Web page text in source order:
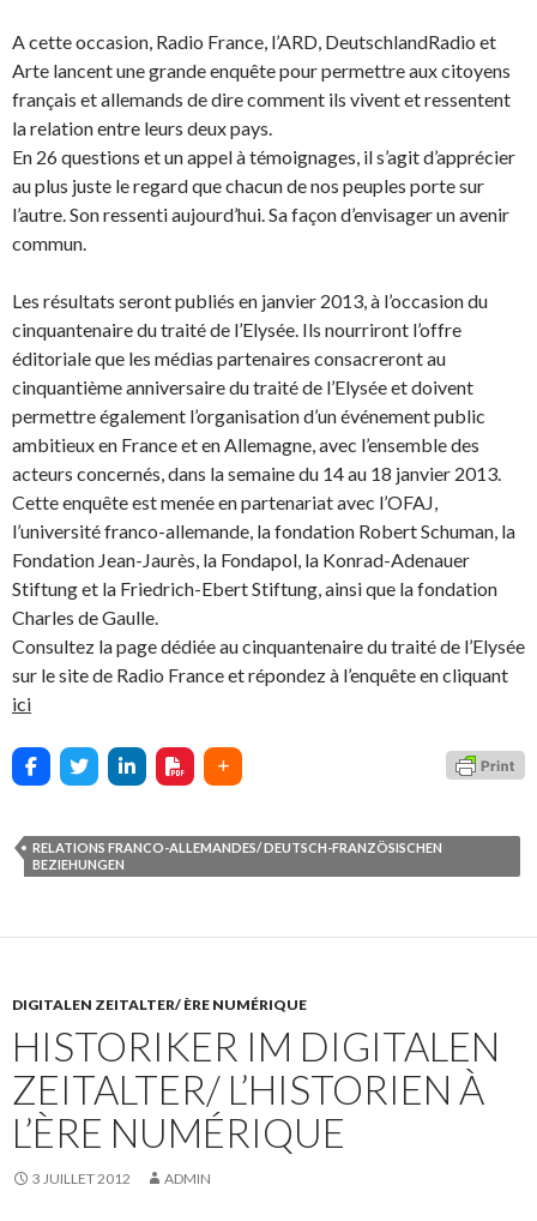
A cette occasion, Radio France, l’ARD, DeutschlandRadio et
Arte lancent une grande enquête pour permettre aux citoyens
français et allemands de dire comment ils vivent et ressentent
la relation entre leurs deux pays.
En 26 questions et un appel à témoignages, il s’agit d’apprécier
au plus juste le regard que chacun de nos peuples porte sur
l’autre. Son ressenti aujourd’hui. Sa façon d’envisager un avenir
commun.
Les résultats seront publiés en janvier 2013, à l’occasion du
cinquantenaire du traité de l’Elysée. Ils nourriront l’offre
éditoriale que les médias partenaires consacreront au
cinquantième anniversaire du traité de l’Elysée et doivent
permettre également l’organisation d’un événement public
ambitieux en France et en Allemagne, avec l’ensemble des
acteurs concernés, dans la semaine du 14 au 18 janvier 2013.
Cette enquête est menée en partenariat avec l’OFAJ,
l’université franco-allemande, la fondation Robert Schuman, la
Fondation Jean-Jaurès, la Fondapol, la Konrad-Adenauer
Stiftung et la Friedrich-Ebert Stiftung, ainsi que la fondation
Charles de Gaulle.
Consultez la page dédiée au cinquantenaire du traité de l’Elysée
sur le site de Radio France et répondez à l’enquête en cliquant
ici
RELATIONS FRANCO-ALLEMANDES/ DEUTSCH-FRANZÖSISCHEN
BEZIEHUNGEN
DIGITALEN ZEITALTER/ ÈRE NUMÉRIQUE
HISTORIKER IM DIGITALEN
ZEITALTER/ L’HISTORIEN À
L’ÈRE NUMÉRIQUE
3 JUILLET 2012 ADMIN